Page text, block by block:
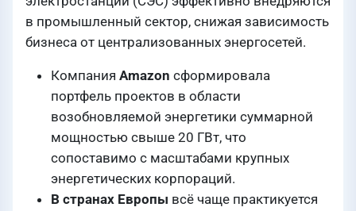
в промышленный сектор, снижая зависимость
бизнеса от централизованных энергосетей.
Компания Amazon сформировала
портфель проектов в области
возобновляемой энергетики суммарной
мощностью свыше 20 ГВт, что
сопоставимо с масштабами крупных
энергетических корпораций.
В странах Европы всё чаще практикуется